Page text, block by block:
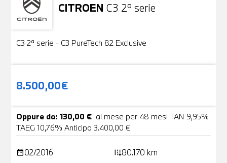
CITROEN C3 2ª serie
Usato
C3 2ª serie - C3 PureTech 82 Exclusive
8.500,00€
Oppure da: 130,00 € al mese per 48 mesi TAN 9,95%
TAEG 10,76% Anticipo 3.400,00 €
date_range02/2016 add_road80.170 km